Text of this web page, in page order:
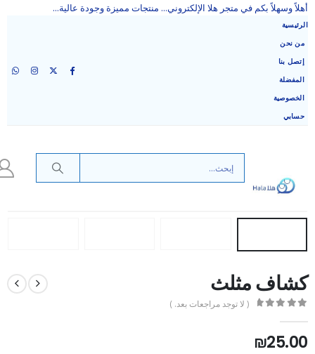
أهلاً وسهلاً بكم في متجر هلا الإلكتروني... منتجات مميزة وجودة عالية...
الرئيسية
من نحن
إتصل بنا
المفضلة
الخصوصية
حسابي
كشاف مثلث
( لا توجد مراجعات بعد. )
₪25.00